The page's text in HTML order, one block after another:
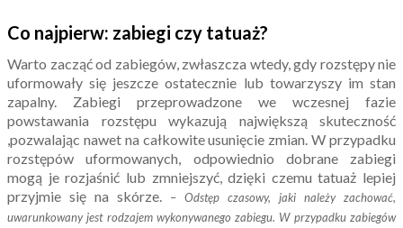
Co najpierw: zabiegi czy tatuaż?
Warto zacząć od zabiegów, zwłaszcza wtedy, gdy rozstępy nie
uformowały się jeszcze ostatecznie lub towarzyszy im stan
zapalny. Zabiegi przeprowadzone we wczesnej fazie
powstawania rozstępu wykazują największą skuteczność
,pozwalając nawet na całkowite usunięcie zmian. W przypadku
rozstępów uformowanych, odpowiednio dobrane zabiegi
mogą je rozjaśnić lub zmniejszyć, dzięki czemu tatuaż lepiej
przyjmie się na skórze.
– Odstęp czasowy, jaki należy zachować,
uwarunkowany jest rodzajem wykonywanego zabiegu. W przypadku zabiegów